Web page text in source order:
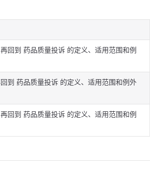
回到 药品质量投诉 的定义、适用范围和例
到 药品质量投诉 的定义、适用范围和例外
回到 药品质量投诉 的定义、适用范围和例